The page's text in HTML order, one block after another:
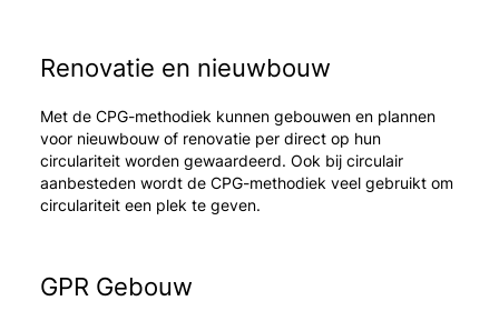
Renovatie en nieuwbouw
Met de CPG-methodiek kunnen gebouwen en plannen
voor nieuwbouw of renovatie per direct op hun
circulariteit worden gewaardeerd. Ook bij circulair
aanbesteden wordt de CPG-methodiek veel gebruikt om
circulariteit een plek te geven.
GPR Gebouw